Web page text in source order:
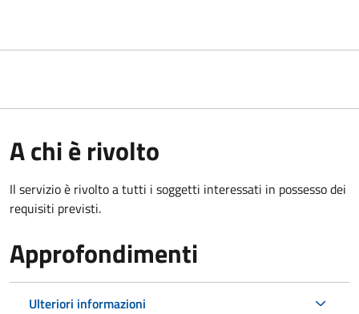
A chi è rivolto
Il servizio è rivolto a tutti i soggetti interessati in possesso dei
requisiti previsti.
Approfondimenti
Ulteriori informazioni